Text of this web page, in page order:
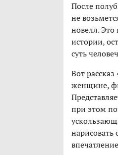
После
не
новелл. Это
истории,
суть
Вот
женщине,
при этом
нарисовать